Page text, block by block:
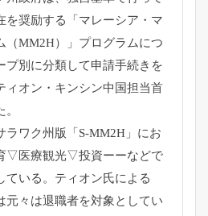
奨励する「マレーシア・ マ
（MM2H）」プログラムにつ
プ別に分類して申請手続きを
ィオン・キンシン中国担当首
ラワク州版「S-MM2H」にお
▽医療観光▽投資ーーなどで
いる。 ティオン氏による
元々は退職者を対象としてい